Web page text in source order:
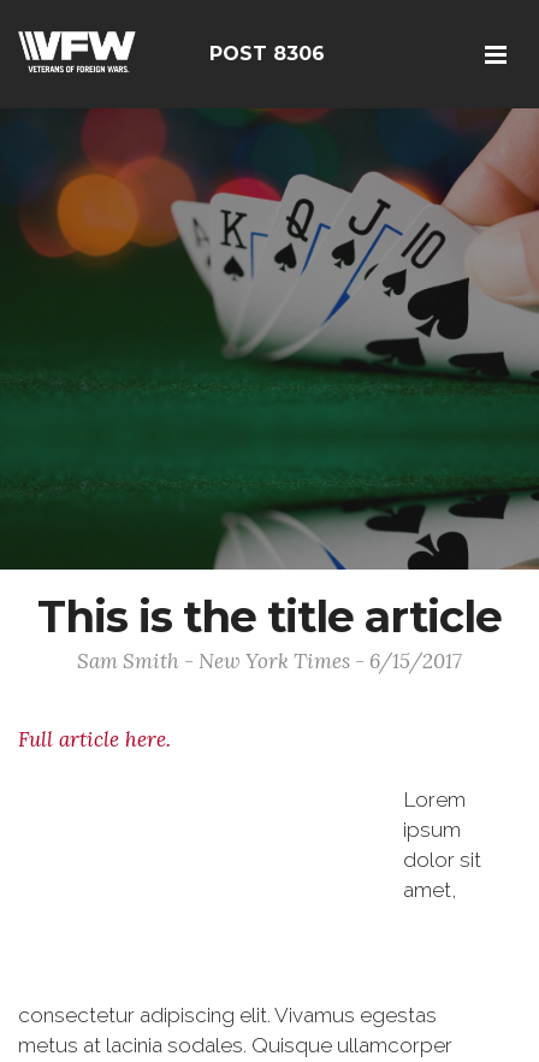
POST 8306
This is the title article
Sam Smith - New York Times - 6/15/2017
Full article here.
Lorem
ipsum
dolor sit
amet,
consectetur adipiscing elit. Vivamus egestas
metus at lacinia sodales. Quisque ullamcorper